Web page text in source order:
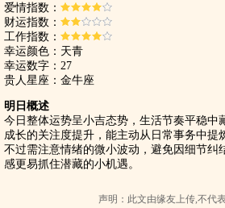
爱情指数：
财运指数：
工作指数：
幸运颜色：天青
幸运数字：27
贵人星座：金牛座
明日概述
今日整体运势呈小吉态势，生活节奏平稳中
成长的关注度提升，能主动从日常事务中提
不过需注意情绪的微小波动，避免因细节纠
感更易抓住潜藏的小机遇。
声明：此文由缘友 上传,不代